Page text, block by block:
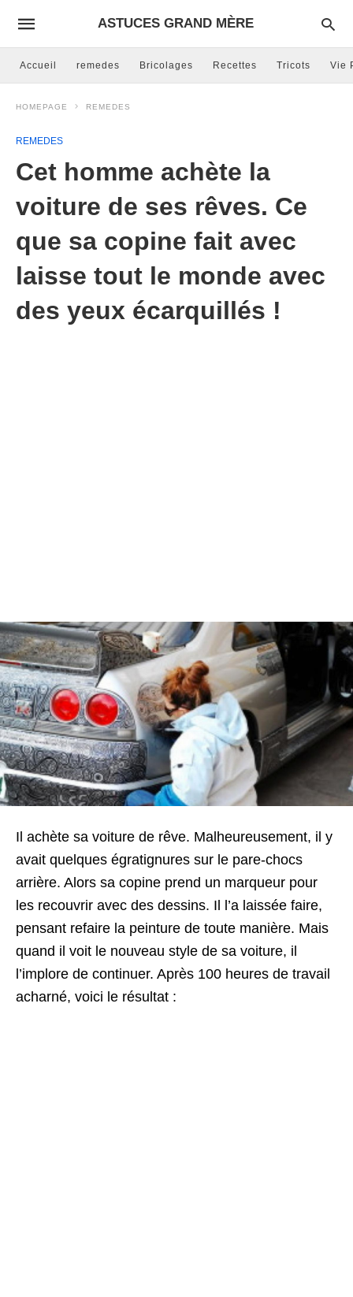
ASTUCES GRAND MÈRE
Accueil remedes Bricolages Recettes Tricots Vie
HOMEPAGE REMEDES
REMEDES
Cet homme achète la
voiture de ses rêves. Ce
que sa copine fait avec
laisse tout le monde avec
des yeux écarquillés !
Il achète sa voiture de rêve. Malheureusement, il y
avait quelques égratignures sur le pare-chocs
arrière. Alors sa copine prend un marqueur pour
les recouvrir avec des dessins. Il l’a laissée faire,
pensant refaire la peinture de toute manière. Mais
quand il voit le nouveau style de sa voiture, il
l’implore de continuer. Après 100 heures de travail
acharné, voici le résultat :